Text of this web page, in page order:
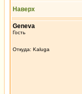
Наверх
Genеva
Гость
Откуда: Kaluga